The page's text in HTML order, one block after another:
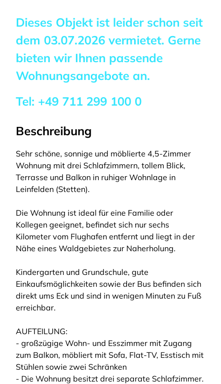
Dieses Objekt ist leider schon seit
dem 03.07.2026 vermietet. Gerne
bieten wir Ihnen passende
Wohnungsangebote an.
Tel: +49 711 299 100 0
Beschreibung
Sehr schöne, sonnige und möblierte 4,5-Zimmer
Wohnung mit drei Schlafzimmern, tollem Blick,
Terrasse und Balkon in ruhiger Wohnlage in
Leinfelden (Stetten).
Die Wohnung ist ideal für eine Familie oder
Kollegen geeignet, befindet sich nur sechs
Kilometer vom Flughafen entfernt und liegt in der
Nähe eines Waldgebietes zur Naherholung.
Kindergarten und Grundschule, gute
Einkaufsmöglichkeiten sowie der Bus befinden sich
direkt ums Eck und sind in wenigen Minuten zu Fuß
erreichbar.
AUFTEILUNG:
- großzügige Wohn- und Esszimmer mit Zugang
zum Balkon, möbliert mit Sofa, Flat-TV, Esstisch mit
Stühlen sowie zwei Schränken
- Die Wohnung besitzt drei separate Schlafzimmer.